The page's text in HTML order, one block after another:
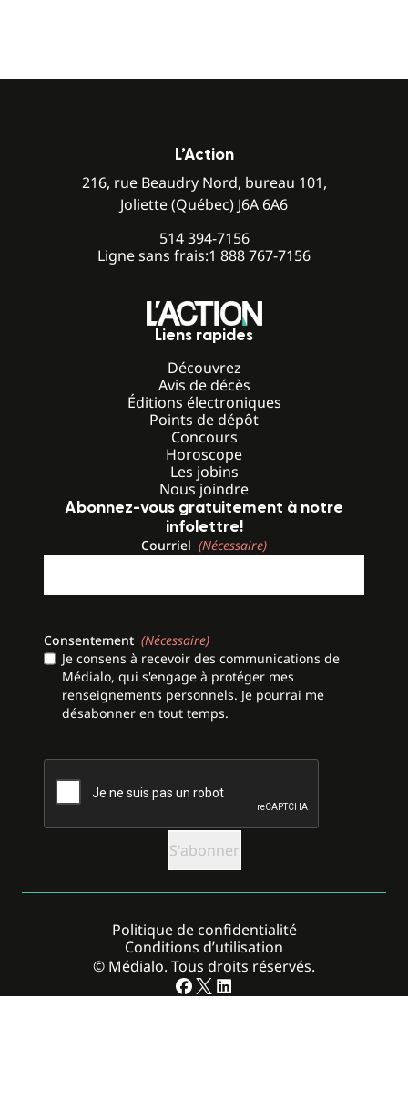
L’Action
216, rue Beaudry Nord, bureau 101,
Joliette (Québec) J6A 6A6
514 394-7156
Ligne sans frais:1 888 767-7156
Liens rapides
Découvrez
Avis de décès
Éditions électroniques
Points de dépôt
Concours
Horoscope
Les jobins
Nous joindre
Abonnez-vous gratuitement à notre
infolettre!
Courriel (Nécessaire)
Consentement (Nécessaire)
Je consens à recevoir des communications de
Médialo, qui s'engage à protéger mes
renseignements personnels. Je pourrai me
désabonner en tout temps.
CAPTCHA
© Médialo. Tous droits réservés.
Politique de confidentialité
Conditions d’utilisation